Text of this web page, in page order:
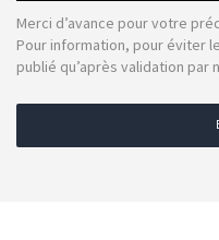
Merci d’avance pour votre
Pour information, pour éviter
publié qu’après validation par